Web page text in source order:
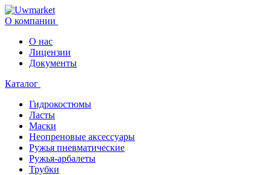
О компании
О нас
Лицензии
Документы
Каталог
Гидрокостюмы
Ласты
Маски
Неопреновые аксессуары
Ружья пневматические
Ружья-арбалеты
Трубки